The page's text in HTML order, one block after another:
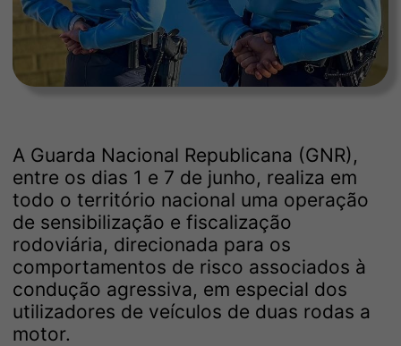
A Guarda Nacional Republicana (GNR),
entre os dias 1 e 7 de junho, realiza em
todo o território nacional uma operação
de sensibilização e fiscalização
rodoviária, direcionada para os
comportamentos de risco associados à
condução agressiva, em especial dos
utilizadores de veículos de duas rodas a
motor.